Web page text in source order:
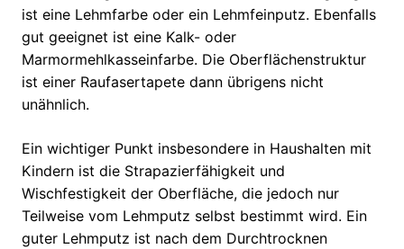
ist eine Lehmfarbe oder ein Lehmfeinputz. Ebenfalls
gut geeignet ist eine Kalk- oder
Marmormehlkasseinfarbe. Die Oberflächenstruktur
ist einer Raufasertapete dann übrigens nicht
unähnlich.
Ein wichtiger Punkt insbesondere in Haushalten mit
Kindern ist die Strapazierfähigkeit und
Wischfestigkeit der Oberfläche, die jedoch nur
Teilweise vom Lehmputz selbst bestimmt wird. Ein
guter Lehmputz ist nach dem Durchtrocknen